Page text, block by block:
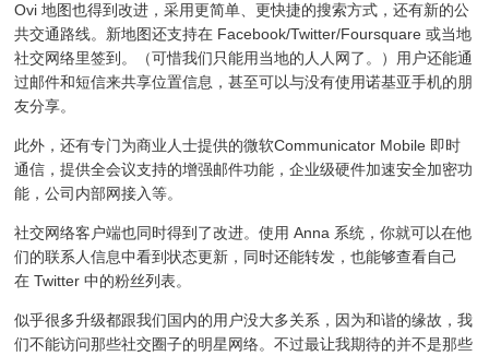
Ovi 地图也得到改进，采用更简单、更快捷的搜索方式，还有新的公
共交通路线。新地图还支持在 Facebook/Twitter/Foursquare 或当地
社交网络里签到。（可惜我们只能用当地的人人网了。）用户还能通
过邮件和短信来共享位置信息，甚至可以与没有使用诺基亚手机的朋
友分享。
此外，还有专门为商业人士提供的微软Communicator Mobile 即时
通信，提供全会议支持的增强邮件功能，企业级硬件加速安全加密功
能，公司内部网接入等。
社交网络客户端也同时得到了改进。使用 Anna 系统，你就可以在他
们的联系人信息中看到状态更新，同时还能转发，也能够查看自己
在 Twitter 中的粉丝列表。
似乎很多升级都跟我们国内的用户没大多关系，因为和谐的缘故，我
们不能访问那些社交圈子的明星网络。不过最让我期待的并不是那些